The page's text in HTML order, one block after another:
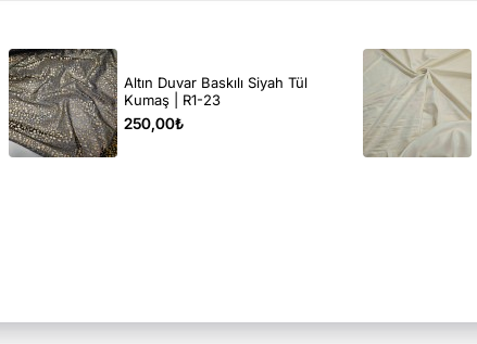
Altın Duvar Baskılı Siyah Tül
Kumaş | R1-23
250,00₺